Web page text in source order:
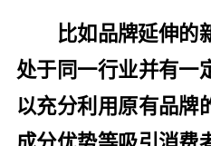
比如品牌延伸的
处于同一行业并有一
以充分利用原有品牌